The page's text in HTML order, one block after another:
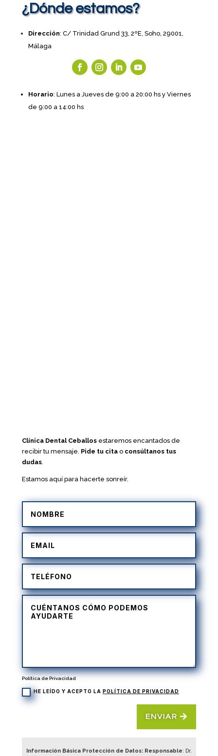
¿Dónde estamos?
Dirección: C/ Trinidad Grund 33, 2ºE, Soho, 29001,
Málaga
Horario: Lunes a Jueves de 9:00 a 20:00 hs y Viernes
de 9:00 a 14:00 hs
Clínica Dental Ceballosestaremos encantados de
recibir tu mensaje. Pide tu citao consúltanos tus
dudas.
Estamos aquí para hacerte sonreír.
Política de Privacidad
HE LEÍDO Y ACEPTO LA POLÍTICA DE PRIVACIDAD
ENVIAR
Información Básica Protección de Datos: Responsable: Dr.